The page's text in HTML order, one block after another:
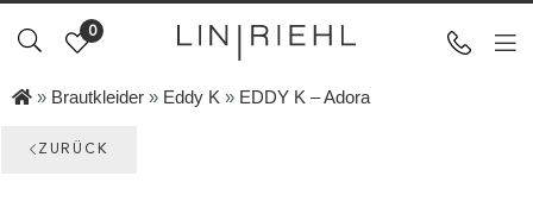
0
» Brautkleider » Eddy K » EDDY K – Adora
ZURÜCK